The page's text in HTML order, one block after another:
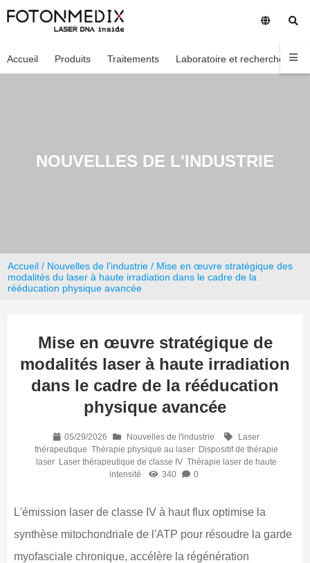
Accueil Produits Traitements Laboratoire et recherche
NOUVELLES DE L'INDUSTRIE
Accueil / Nouvelles de l'industrie / Mise en œuvre stratégique des
modalités du laser à haute irradiation dans le cadre de la
rééducation physique avancée
Mise en œuvre stratégique de
modalités laser à haute irradiation
dans le cadre de la rééducation
physique avancée
05/29/2026 Nouvelles de l'industrie
Laser
thérapeutique Thérapie physique au laser Dispositif de thérapie
laser Laser thérapeutique de classe IV Thérapie laser de haute
intensité
340 0
L'émission laser de classe IV à haut flux optimise la
synthèse mitochondriale de l'ATP pour résoudre la garde
myofasciale chronique, accélère la régénération